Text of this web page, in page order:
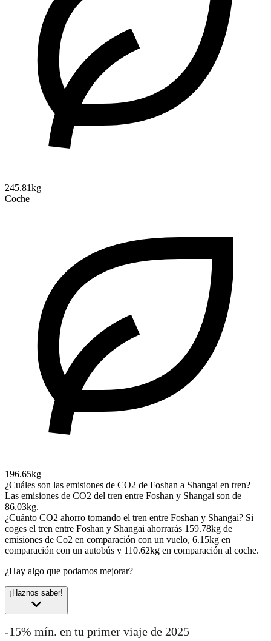
245.81kg
Coche
196.65kg
¿Cuáles son las emisiones de CO2 de Foshan a Shangai en tren?
Las emisiones de CO2 del tren entre Foshan y Shangai son de
86.03kg.
¿Cuánto CO2 ahorro tomando el tren entre Foshan y Shangai? Si
coges el tren entre Foshan y Shangai ahorrarás 159.78kg de
emisiones de Co2 en comparación con un vuelo, 6.15kg en
comparación con un autobús y 110.62kg en comparación al coche.
¿Hay algo que podamos mejorar?
¡Haznos saber!
-15% mín. en tu primer viaje de 2025